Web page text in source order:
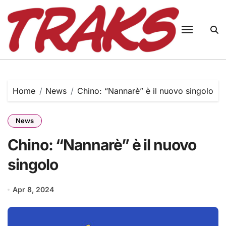
content
Home News Chino: “Nannarè” è il nuovo singolo
News
Chino: “Nannarè” è il nuovo
singolo
Apr 8, 2024